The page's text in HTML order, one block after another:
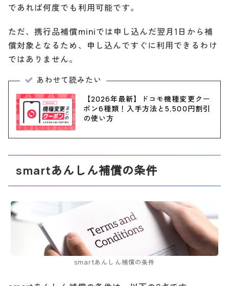
であれば何度でも利用可能です。
ただ、携行品補償miniでは申し込んだ翌月1日から補
償対象となるため、申し込んですぐに利用できるわけ
ではありません。
あわせて読みたい
【2026年最新】ドコモ機種変更クー
ポン6種類！入手方法と5,500円割引
の使い方
smartあんしん補償の条件
smartあんしん補償の条件